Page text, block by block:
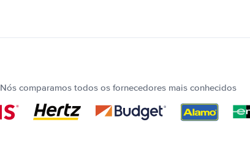
Nós comparamos todos os fornecedores mais conhecidos